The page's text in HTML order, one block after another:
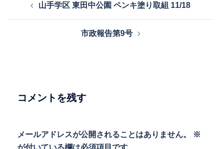
ョ
山手学区 東田中公園 ペンキ塗り取組 11/18
市政報告第9号
コメントを残す
メールアドレスが公開されることはありません。
※
が付いている欄は必須項目です